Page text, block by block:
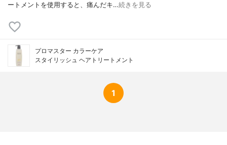
ートメントを使用すると、痛んだキ…続きを見る
プロマスター カラーケア
スタイリッシュ ヘアトリートメント
1